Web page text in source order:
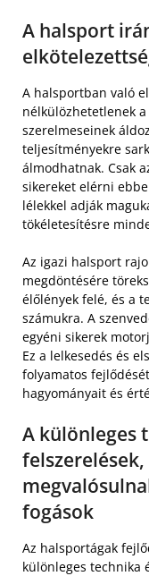
A halsport
A halsportban való
nélkülözhetetlenek
szerelmeseinek
teljesítményekre
álmodhatnak. Csak
sikereket elérni
lélekkel adják
tökéletesítésre
Az igazi halsport
megdöntésére
élőlények felé, és a
számukra. A
egyéni sikerek
Ez a lelkesedés és
folyamatos
hagyományait és
A különleges
fogások
Az halsportágak
különleges technika